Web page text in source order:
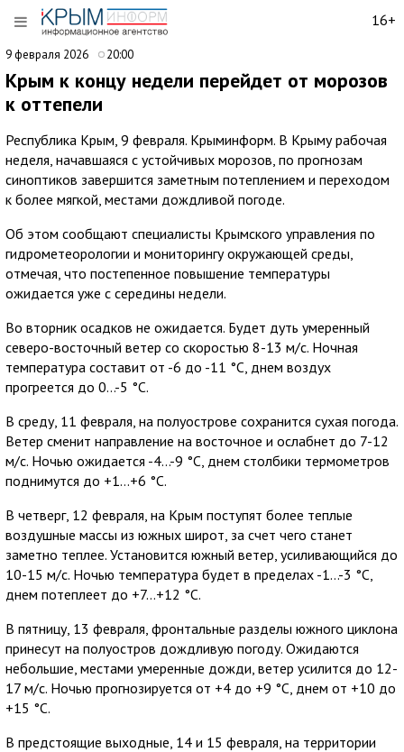
16+
9 февраля 2026 20:00
Крым к концу недели перейдет от морозов
к оттепели
Республика Крым, 9 февраля. Крыминформ. В Крыму рабочая
неделя, начавшаяся с устойчивых морозов, по прогнозам
синоптиков завершится заметным потеплением и переходом
к более мягкой, местами дождливой погоде.
Об этом сообщают специалисты Крымского управления по
гидрометеорологии и мониторингу окружающей среды,
отмечая, что постепенное повышение температуры
ожидается уже с середины недели.
Во вторник осадков не ожидается. Будет дуть умеренный
северо-восточный ветер со скоростью 8-13 м/с. Ночная
температура составит от -6 до -11 °С, днем воздух
прогреется до 0…-5 °С.
В среду, 11 февраля, на полуострове сохранится сухая погода.
Ветер сменит направление на восточное и ослабнет до 7-12
м/с. Ночью ожидается -4…-9 °С, днем столбики термометров
поднимутся до +1…+6 °С.
В четверг, 12 февраля, на Крым поступят более теплые
воздушные массы из южных широт, за счет чего станет
заметно теплее. Установится южный ветер, усиливающийся до
10-15 м/с. Ночью температура будет в пределах -1…-3 °С,
днем потеплеет до +7…+12 °С.
В пятницу, 13 февраля, фронтальные разделы южного циклона
принесут на полуостров дождливую погоду. Ожидаются
небольшие, местами умеренные дожди, ветер усилится до 12-
17 м/с. Ночью прогнозируется от +4 до +9 °С, днем от +10 до
+15 °С.
В предстоящие выходные, 14 и 15 февраля, на территории